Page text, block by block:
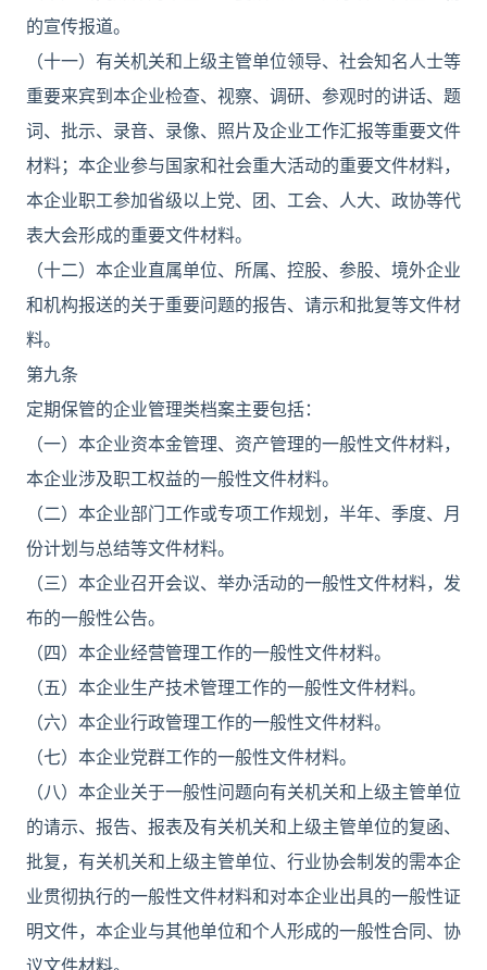
的宣传报道。
（十一）有关机关和上级主管单位领导、社会知名人士等
重要来宾到本企业检查、视察、调研、参观时的讲话、题
词、批示、录音、录像、照片及企业工作汇报等重要文件
材料；本企业参与国家和社会重大活动的重要文件材料，
本企业职工参加省级以上党、团、工会、人大、政协等代
表大会形成的重要文件材料。
（十二）本企业直属单位、所属、控股、参股、境外企业
和机构报送的关于重要问题的报告、请示和批复等文件材
料。
第九条
定期保管的企业管理类档案主要包括：
（一）本企业资本金管理、资产管理的一般性文件材料，
本企业涉及职工权益的一般性文件材料。
（二）本企业部门工作或专项工作规划，半年、季度、月
份计划与总结等文件材料。
（三）本企业召开会议、举办活动的一般性文件材料，发
布的一般性公告。
（四）本企业经营管理工作的一般性文件材料。
（五）本企业生产技术管理工作的一般性文件材料。
（六）本企业行政管理工作的一般性文件材料。
（七）本企业党群工作的一般性文件材料。
（八）本企业关于一般性问题向有关机关和上级主管单位
的请示、报告、报表及有关机关和上级主管单位的复函、
批复，有关机关和上级主管单位、行业协会制发的需本企
业贯彻执行的一般性文件材料和对本企业出具的一般性证
明文件，本企业与其他单位和个人形成的一般性合同、协
议文件材料。